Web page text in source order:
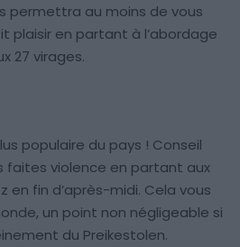
permettra au moins de vous
plaisir en partant à l’abordage
27 virages.
populaire du pays ! Conseil
faites violence en partant aux
en fin d’après-midi. Cela vous
un point non négligeable si
du Preikestolen.